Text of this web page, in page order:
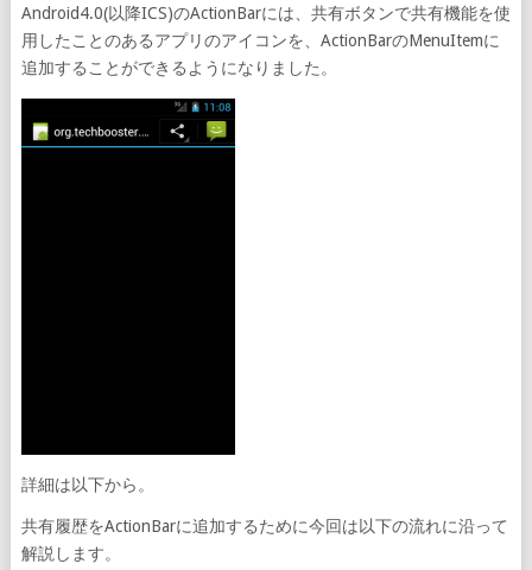
Android4.0(以降ICS)のActionBarには、共有ボタンで共有機能を使
用したことのあるアプリのアイコンを、ActionBarのMenuItemに
追加することができるようになりました。
詳細は以下から。
共有履歴をActionBarに追加するために今回は以下の流れに沿って
解説します。